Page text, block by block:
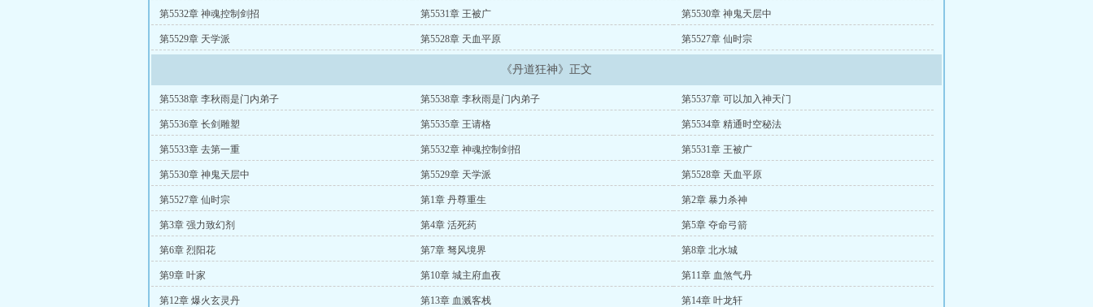
第5532章 神魂控制剑招 第5531章 王被广 第5530章 神鬼天层中
第5529章 天学派 第5528章 天血平原 第5527章 仙时宗
《丹道狂神》正文
第5538章 李秋雨是门内弟子 第5538章 李秋雨是门内弟子 第5537章 可以加入神天门
第5536章 长剑雕塑 第5535章 王请格 第5534章 精通时空秘法
第5533章 去第一重 第5532章 神魂控制剑招 第5531章 王被广
第5530章 神鬼天层中 第5529章 天学派 第5528章 天血平原
第5527章 仙时宗 第1章 丹尊重生 第2章 暴力杀神
第3章 强力致幻剂 第4章 活死药 第5章 夺命弓箭
第6章 烈阳花 第7章 驽风境界 第8章 北水城
第9章 叶家 第10章 城主府血夜 第11章 血煞气丹
第12章 爆火玄灵丹 第13章 血溅客栈 第14章 叶龙轩